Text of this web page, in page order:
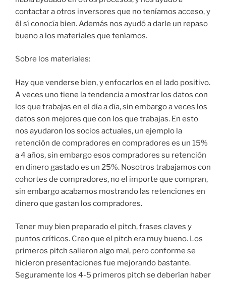
contactar a otros inversores que no teníamos acceso, y
él sí conocía bien. Además nos ayudó a darle un repaso
bueno a los materiales que teníamos.
Sobre los materiales:
Hay que venderse bien, y enfocarlos en el lado positivo.
A veces uno tiene la tendencia a mostrar los datos con
los que trabajas en el día a día, sin embargo a veces los
datos son mejores que con los que trabajas. En esto
nos ayudaron los socios actuales, un ejemplo la
retención de compradores en compradores es un 15%
a 4 años, sin embargo esos compradores su retención
en dinero gastado es un 25%. Nosotros trabajamos con
cohortes de compradores, no el importe que compran,
sin embargo acabamos mostrando las retenciones en
dinero que gastan los compradores.
Tener muy bien preparado el pitch, frases claves y
puntos críticos. Creo que el pitch era muy bueno. Los
primeros pitch salieron algo mal, pero conforme se
hicieron presentaciones fue mejorando bastante.
Seguramente los 4-5 primeros pitch se deberían haber